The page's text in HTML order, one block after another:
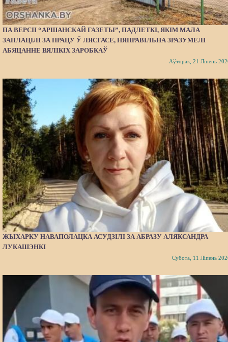
ПА ВЕРСІІ “АРШАНСКАЙ ГАЗЕТЫ”, ПАДЛЕТКІ, ЯКІМ МАЛА
ЗАПЛАЦІЛІ ЗА ПРАЦУ Ў ЛЯСГАСЕ, НЯПРАВІЛЬНА ЗРАЗУМЕЛІ
АБЯЦАННЕ ВЯЛІКІХ ЗАРОБКАЎ
Аўторак, 21 Ліпень
ЖЫХАРКУ НАВАПОЛАЦКА АСУДЗІЛІ ЗА АБРАЗУ АЛЯКСАНДРА
ЛУКАШЭНКІ
Субота, 11 Ліпень